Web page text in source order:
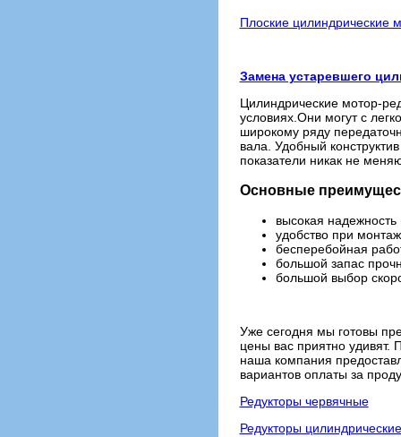
Плоские цилиндрические
Замена устаревшего
Цилиндрические мотор-
условиях.Они могут с
широкому ряду
вала. Удобный
показатели никак не
Основные
высокая надежность
удобство при
бесперебойная
большой запас
большой выбор
Уже сегодня мы готовы
цены вас приятно удивят.
наша компания
вариантов оплаты за
Редукторы червячные
Редукторы цилиндрические